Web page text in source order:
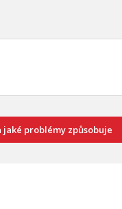
jaké problémy způsobuje